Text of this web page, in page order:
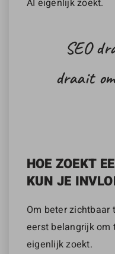
SEO
draait
HOE ZOEKT
KUN JE
Om beter zichtbaar
eerst belangrijk om
eigenlijk zoekt.